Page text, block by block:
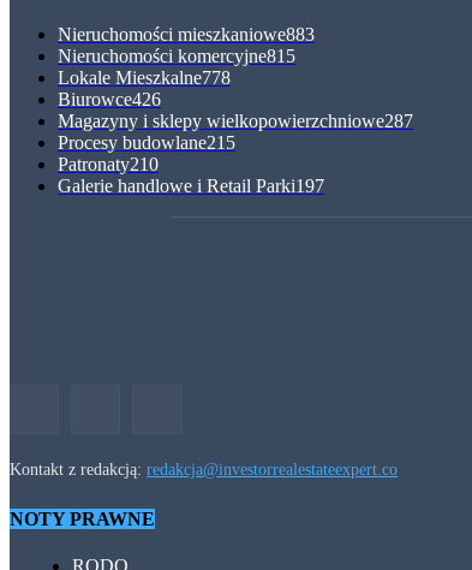
Nieruchomości mieszkaniowe883
Nieruchomości komercyjne815
Lokale Mieszkalne778
Biurowce426
Magazyny i sklepy wielkopowierzchniowe287
Procesy budowlane215
Patronaty210
Galerie handlowe i Retail Parki197
Kontakt z redakcją: redakcja@investorrealestateexpert.co
NOTY PRAWNE